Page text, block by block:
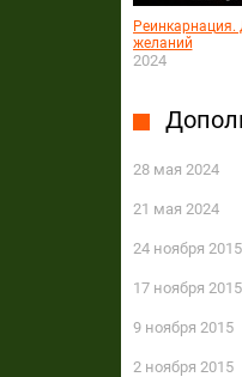
желаний
2024
28 мая 2024
21 мая 2024
24 ноября 2015
17 ноября 2015
9 ноября 2015
2 ноября 2015